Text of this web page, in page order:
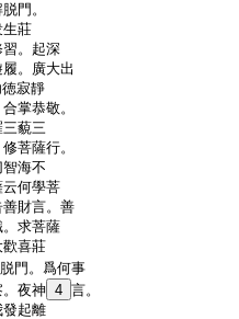
門。
生莊
。起深
。廣大出
寂靜
掌恭敬。
藐三
菩薩行。
海不
何學菩
財言。善
求菩薩
歡喜莊
門。爲何事
。夜神 4 言。
發起離